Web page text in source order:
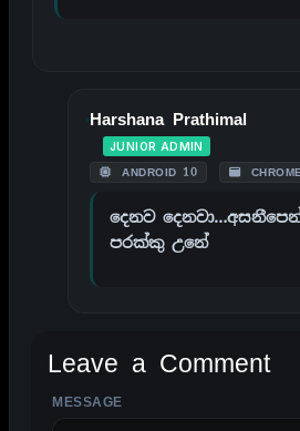
Harshana Prathimal
JUNIOR ADMIN
ANDROID 10
දෙනව
පරක්කු උනේ
Leave a Comment
MESSAGE
ALTERNATIVE: